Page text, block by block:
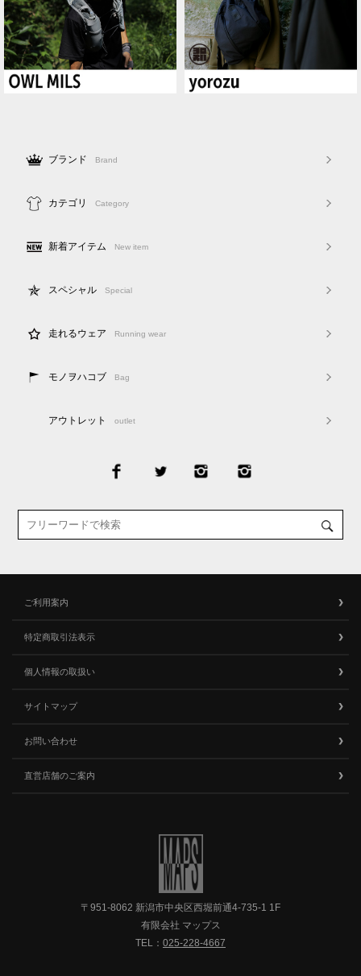
ブランド Brand
カテゴリ Category
新着アイテム New item
スペシャル Special
走れるウェア Running wear
モノヲハコブ Bag
アウトレット outlet
ご利用案内
特定商取引法表示
個人情報の取扱い
サイトマップ
お問い合わせ
直営店舗のご案内
〒951-8062 新潟市中央区西堀前通4-735-1 1F
有限会社 マップス
TEL： 025-228-4667